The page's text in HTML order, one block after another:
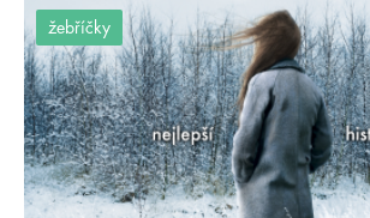
žebříčky